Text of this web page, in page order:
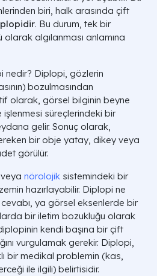
biri, halk arasında çift
. Bu durum, tek bir
olarak algılanması anlamına
nedir? Diplopi, gözlerin
bozulmasından
olarak, görsel bilginin beyne
süreçlerindeki bir
gelir. Sonuç olarak,
bir obje yatay, dikey veya
görülür.
nörolojik sistemindeki bir
hazırlayabilir. Diplopi ne
ya görsel eksenlerde bir
bir iletim bozukluğu olarak
kendi başına bir çift
vurgulamak gerekir. Diplopi,
bir medikal problemin (kas,
ile ilgili) belirtisidir.